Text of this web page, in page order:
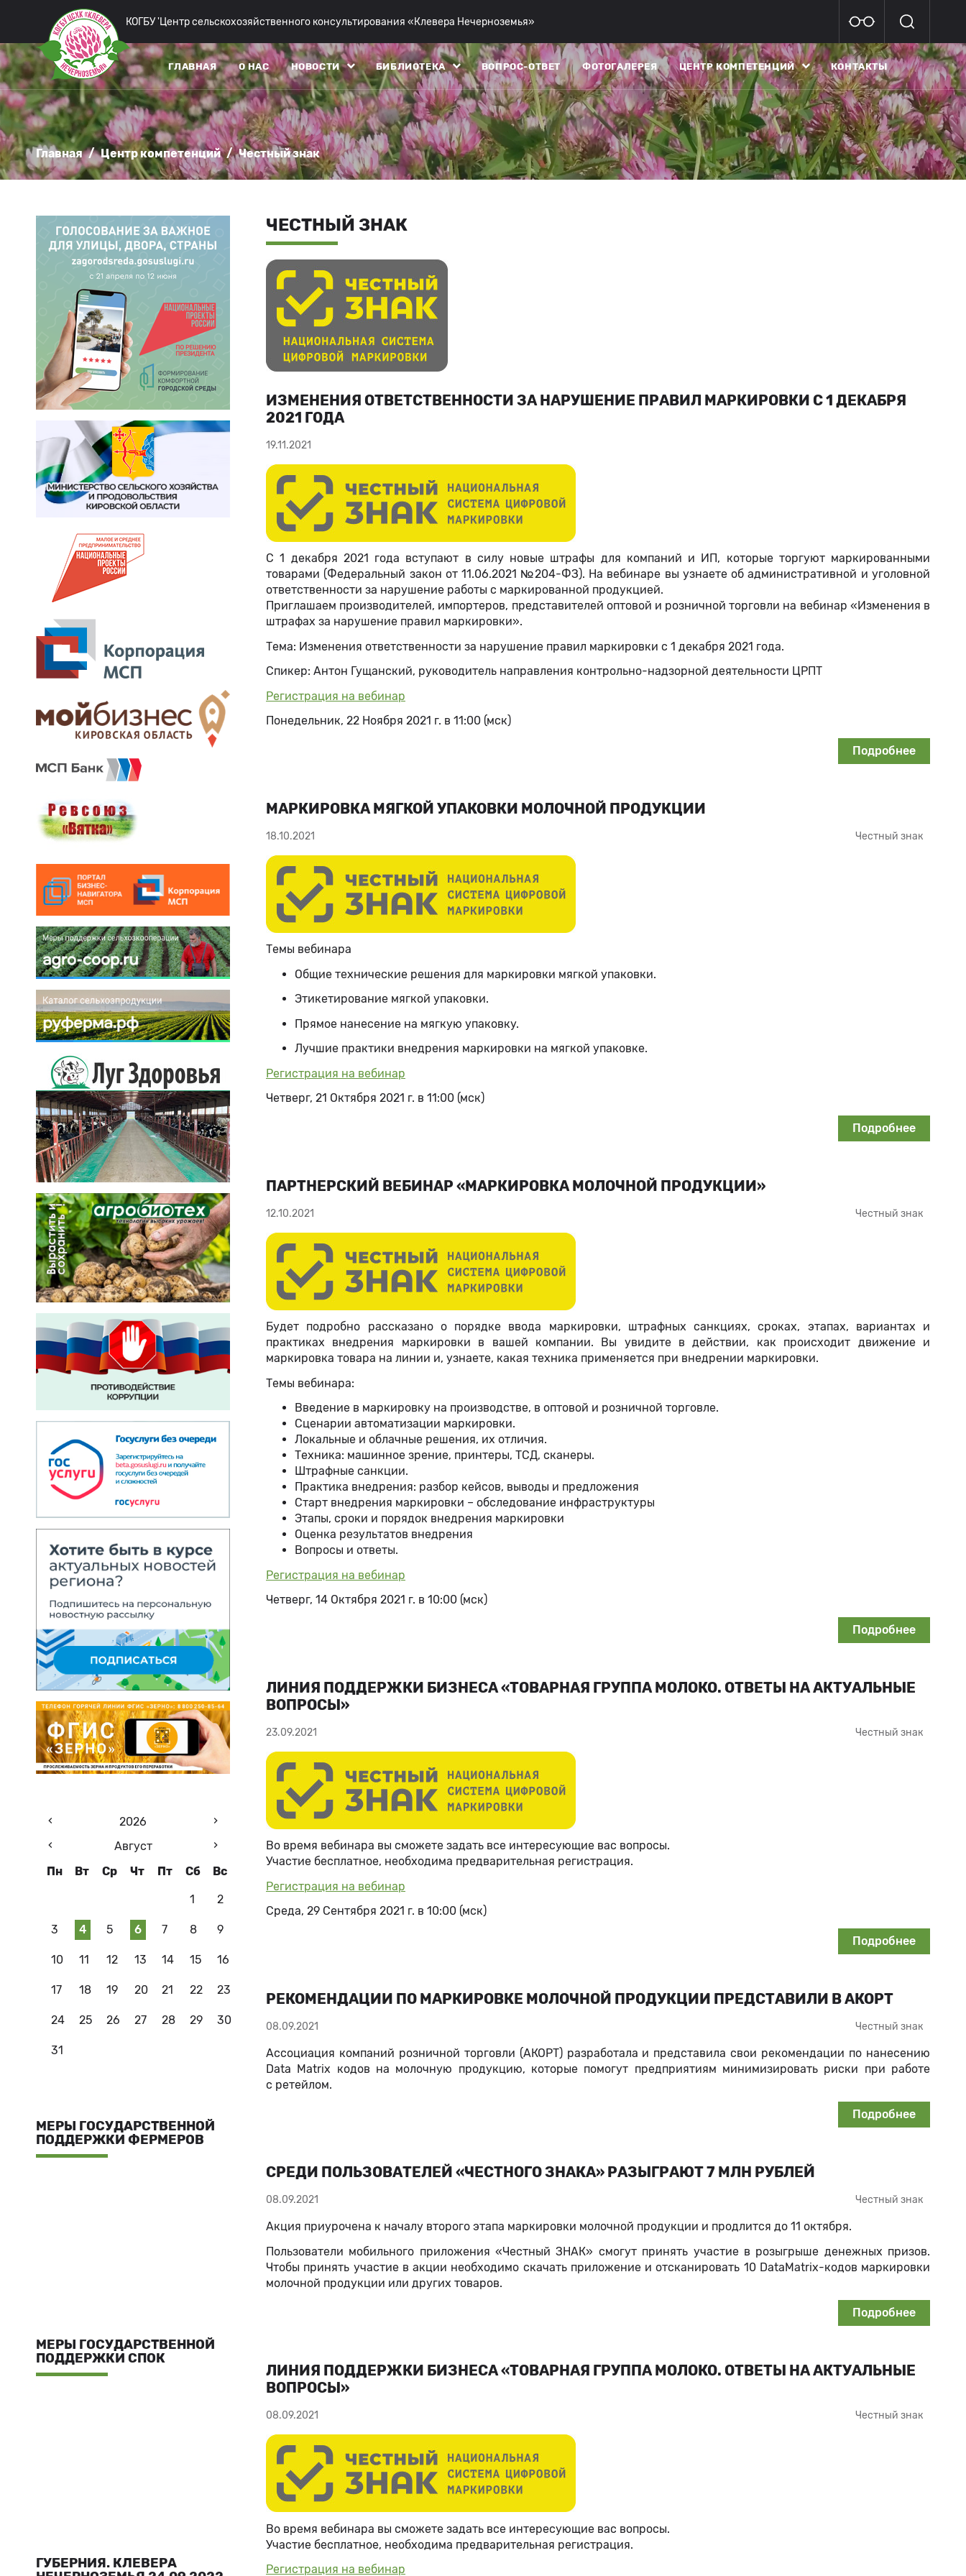
КОГБУ 'Центр сельскохозяйственного консультирования «Клевера Нечерноземья»
ГЛАВНАЯ О НАС НОВОСТИ БИБЛИОТЕКА ВОПРОС-ОТВЕТ ФОТОГАЛЕРЕЯ ЦЕНТР КОМПЕТЕНЦИЙ КОНТАКТЫ
Главная / Центр компетенций / Честный знак
2026
Август
Пн
Вт Ср Чт Пт Сб Вс
1 2
3 4 5 6 7 8 9
10 11 12 13 14 15 16
17 18 19 20 21 22 23
24 25 26 27 28 29 30
31
МЕРЫ ГОСУДАРСТВЕННОЙ
ПОДДЕРЖКИ ФЕРМЕРОВ
МЕРЫ ГОСУДАРСТВЕННОЙ
ПОДДЕРЖКИ СПОК
ГУБЕРНИЯ. КЛЕВЕРА
ЧЕСТНЫЙ ЗНАК
ИЗМЕНЕНИЯ ОТВЕТСТВЕННОСТИ ЗА НАРУШЕНИЕ ПРАВИЛ МАРКИРОВКИ С 1 ДЕКАБРЯ
2021 ГОДА
19.11.2021
С 1 декабря 2021 года вступают в силу новые штрафы для компаний и ИП, которые торгуют маркированными
товарами (Федеральный закон от 11.06.2021 №204-ФЗ). На вебинаре вы узнаете об административной и уголовной
ответственности за нарушение работы с маркированной продукцией.
Приглашаем производителей, импортеров, представителей оптовой и розничной торговли на вебинар «Изменения в
штрафах за нарушение правил маркировки».
Тема: Изменения ответственности за нарушение правил маркировки с 1 декабря 2021 года.
Спикер: Антон Гущанский, руководитель направления контрольно-надзорной деятельности ЦРПТ
Регистрация на вебинар
Понедельник, 22 Ноября 2021 г. в 11:00 (мск)
Подробнее
МАРКИРОВКА МЯГКОЙ УПАКОВКИ МОЛОЧНОЙ ПРОДУКЦИИ
18.10.2021 Честный знак
Темы вебинара
Общие технические решения для маркировки мягкой упаковки.
Этикетирование мягкой упаковки.
Прямое нанесение на мягкую упаковку.
Лучшие практики внедрения маркировки на мягкой упаковке.
Регистрация на вебинар
Четверг, 21 Октября 2021 г. в 11:00 (мск)
Подробнее
ПАРТНЕРСКИЙ ВЕБИНАР «МАРКИРОВКА МОЛОЧНОЙ ПРОДУКЦИИ»
12.10.2021 Честный знак
Будет подробно рассказано о порядке ввода маркировки, штрафных санкциях, сроках, этапах, вариантах и
практиках внедрения маркировки в вашей компании. Вы увидите в действии, как происходит движение и
маркировка товара на линии и, узнаете, какая техника применяется при внедрении маркировки.
Темы вебинара:
Введение в маркировку на производстве, в оптовой и розничной торговле.
Сценарии автоматизации маркировки.
Локальные и облачные решения, их отличия.
Техника: машинное зрение, принтеры, ТСД, сканеры.
Штрафные санкции.
Практика внедрения: разбор кейсов, выводы и предложения
Старт внедрения маркировки – обследование инфраструктуры
Этапы, сроки и порядок внедрения маркировки
Оценка результатов внедрения
Вопросы и ответы.
Регистрация на вебинар
Четверг, 14 Октября 2021 г. в 10:00 (мск)
Подробнее
ЛИНИЯ ПОДДЕРЖКИ БИЗНЕСА «ТОВАРНАЯ ГРУППА МОЛОКО. ОТВЕТЫ НА АКТУАЛЬНЫЕ
ВОПРОСЫ»
23.09.2021 Честный знак
Во время вебинара вы сможете задать все интересующие вас вопросы.
Участие бесплатное, необходима предварительная регистрация.
Регистрация на вебинар
Среда, 29 Сентября 2021 г. в 10:00 (мск)
Подробнее
РЕКОМЕНДАЦИИ ПО МАРКИРОВКЕ МОЛОЧНОЙ ПРОДУКЦИИ ПРЕДСТАВИЛИ В АКОРТ
08.09.2021 Честный знак
Ассоциация компаний розничной торговли (АКОРТ) разработала и представила свои рекомендации по нанесению
Data Matrix кодов на молочную продукцию, которые помогут предприятиям минимизировать риски при работе
с ретейлом.
Подробнее
СРЕДИ ПОЛЬЗОВАТЕЛЕЙ «ЧЕСТНОГО ЗНАКА» РАЗЫГРАЮТ 7 МЛН РУБЛЕЙ
08.09.2021 Честный знак
Акция приурочена к началу второго этапа маркировки молочной продукции и продлится до 11 октября.
Пользователи мобильного приложения «Честный ЗНАК» смогут принять участие в розыгрыше денежных призов.
Чтобы принять участие в акции необходимо скачать приложение и отсканировать 10 DataMatrix-кодов маркировки
молочной продукции или других товаров.
Подробнее
ЛИНИЯ ПОДДЕРЖКИ БИЗНЕСА «ТОВАРНАЯ ГРУППА МОЛОКО. ОТВЕТЫ НА АКТУАЛЬНЫЕ
ВОПРОСЫ»
08.09.2021 Честный знак
Во время вебинара вы сможете задать все интересующие вас вопросы.
Участие бесплатное, необходима предварительная регистрация.
Регистрация на вебинар